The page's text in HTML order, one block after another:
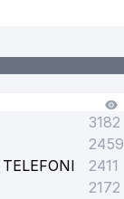
3182
2459
2411
2172